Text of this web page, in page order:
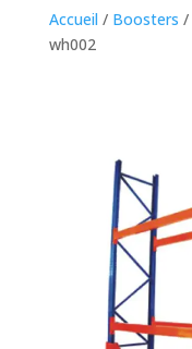
Accueil / Boosters /
wh002